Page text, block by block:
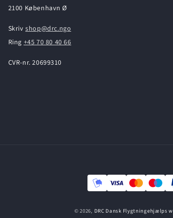
2100 København Ø
Skrivshop@drc.ngo
Ring+45 70 80 40 66
CVR-nr. 20699310
© 2026, DRC Dansk Flygtningehjælps